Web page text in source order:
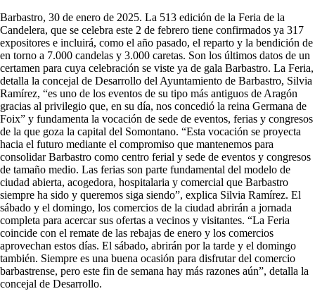
Barbastro, 30 de enero de 2025. La 513 edición de la Feria de la
Candelera, que se celebra este 2 de febrero tiene confirmados ya 317
expositores e incluirá, como el año pasado, el reparto y la bendición de
en torno a 7.000 candelas y 3.000 caretas. Son los últimos datos de un
certamen para cuya celebración se viste ya de gala Barbastro. La Feria,
detalla la concejal de Desarrollo del Ayuntamiento de Barbastro, Silvia
Ramírez, “es uno de los eventos de su tipo más antiguos de Aragón
gracias al privilegio que, en su día, nos concedió la reina Germana de
Foix” y fundamenta la vocación de sede de eventos, ferias y congresos
de la que goza la capital del Somontano. “Esta vocación se proyecta
hacia el futuro mediante el compromiso que mantenemos para
consolidar Barbastro como centro ferial y sede de eventos y congresos
de tamaño medio. Las ferias son parte fundamental del modelo de
ciudad abierta, acogedora, hospitalaria y comercial que Barbastro
siempre ha sido y queremos siga siendo”, explica Silvia Ramírez. El
sábado y el domingo, los comercios de la ciudad abrirán a jornada
completa para acercar sus ofertas a vecinos y visitantes. “La Feria
coincide con el remate de las rebajas de enero y los comercios
aprovechan estos días. El sábado, abrirán por la tarde y el domingo
también. Siempre es una buena ocasión para disfrutar del comercio
barbastrense, pero este fin de semana hay más razones aún”, detalla la
concejal de Desarrollo.